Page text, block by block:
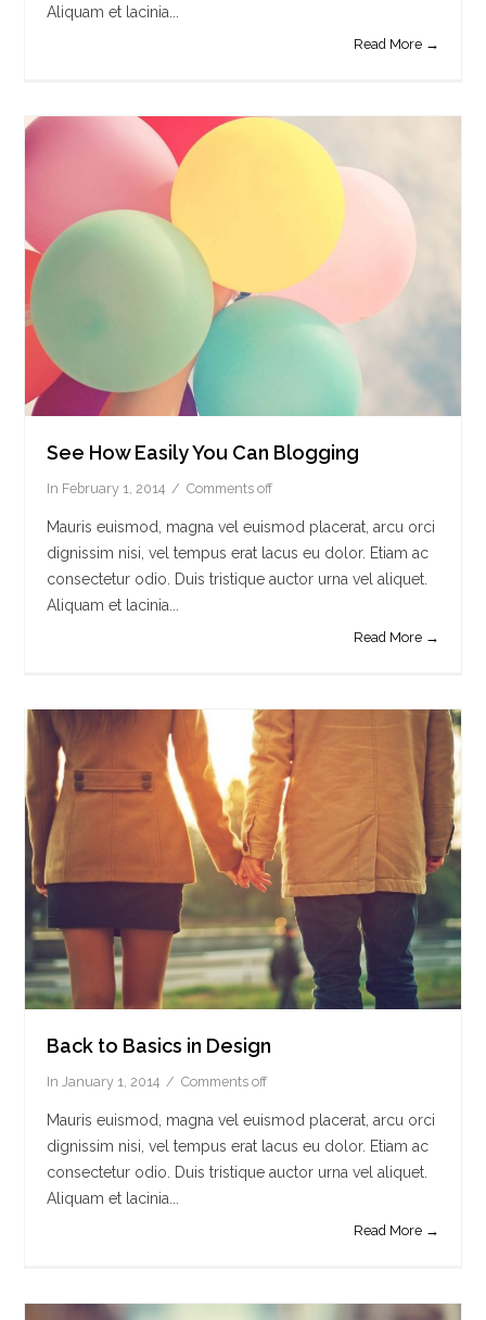
Aliquam et lacinia...
Read More →
See How Easily You Can Blogging
In February 1, 2014 Comments off
Mauris euismod, magna vel euismod placerat, arcu orci
dignissim nisi, vel tempus erat lacus eu dolor. Etiam ac
consectetur odio. Duis tristique auctor urna vel aliquet.
Aliquam et lacinia...
Read More →
Back to Basics in Design
In January 1, 2014 Comments off
Mauris euismod, magna vel euismod placerat, arcu orci
dignissim nisi, vel tempus erat lacus eu dolor. Etiam ac
consectetur odio. Duis tristique auctor urna vel aliquet.
Aliquam et lacinia...
Read More →